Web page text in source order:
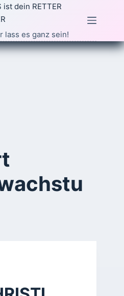
ist dein RETTER
lass es ganz sein!